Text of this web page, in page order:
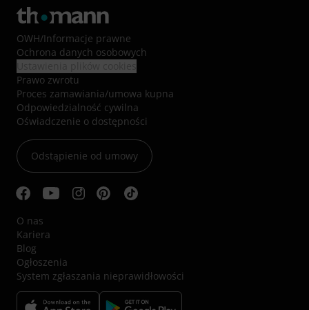
OWH/Informacje prawne
Ochrona danych osobowych
Prawo zwrotu
Proces zamawiania/umowa kupna
Odpowiedzialność cywilna
Oświadczenie o dostępności
Odstąpienie od umowy
O nas
Kariera
Blog
Ogłoszenia
System zgłaszania nieprawidłowości